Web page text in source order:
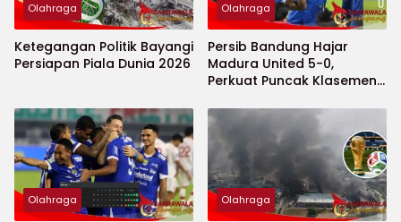
Olahraga
Ketegangan Politik Bayangi
Persiapan Piala Dunia 2026
Olahraga
Persib Bandung Hajar
Madura United 5-0,
Perkuat Puncak Klasemen
Olahraga Olahraga